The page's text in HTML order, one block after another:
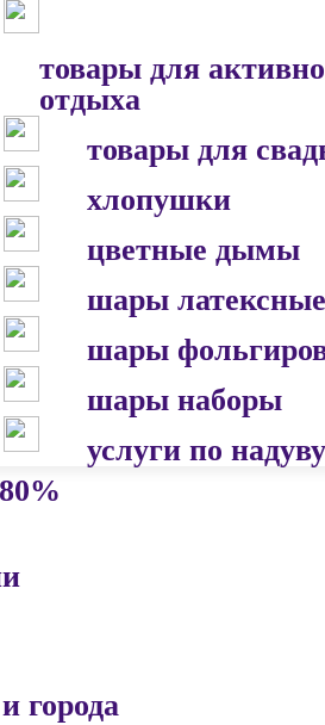
товары для
отдыха
товары для
хлопушки
цветные дымы
шары латексные
шары
шары наборы
услуги по надуву
города